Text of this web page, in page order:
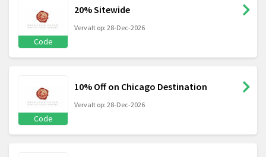
Code
20% Sitewide
Vervalt op: 28-Dec-2026
Code
10% Off on Chicago Destination
Vervalt op: 28-Dec-2026